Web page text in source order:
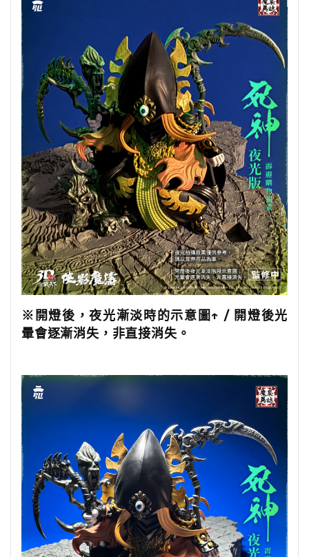
※開燈後，夜光漸淡時的示意圖↑ / 開燈後光
暈會逐漸消失，非直接消失。